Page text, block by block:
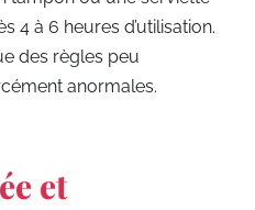
4 à 6 heures d’utilisation.
des règles peu
anormales.
et